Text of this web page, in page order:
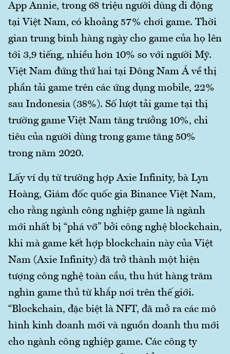
App Annie, trong 68 triệu người dùng di động
tại Việt Nam, có khoảng 57% chơi game. Thời
gian trung bình hàng ngày cho game của họ lên
tới 3,9 tiếng, nhiều hơn 10% so với người Mỹ.
Việt Nam đứng thứ hai tại Đông Nam Á về thị
phần tải game trên các ứng dụng mobile, 22%
sau Indonesia (38%). Số lượt tải game tại thị
trường game Việt Nam tăng trưởng 10%, chi
tiêu của người dùng trong game tăng 50%
trong năm 2020.
Lấy ví dụ từ trường hợp Axie Infinity, bà Lyn
Hoàng, Giám đốc quốc gia Binance Việt Nam,
cho rằng ngành công nghiệp game là ngành
mới nhất bị “phá vỡ” bởi công nghệ blockchain,
khi mà game kết hợp blockchain này của Việt
Nam (Axie Infinity) đã trở thành một hiện
tượng công nghệ toàn cầu, thu hút hàng trăm
nghìn game thủ từ khắp nơi trên thế giới.
“Blockchain, đặc biệt là NFT, đã mở ra các mô
hình kinh doanh mới và nguồn doanh thu mới
cho ngành công nghiệp game. Các công ty